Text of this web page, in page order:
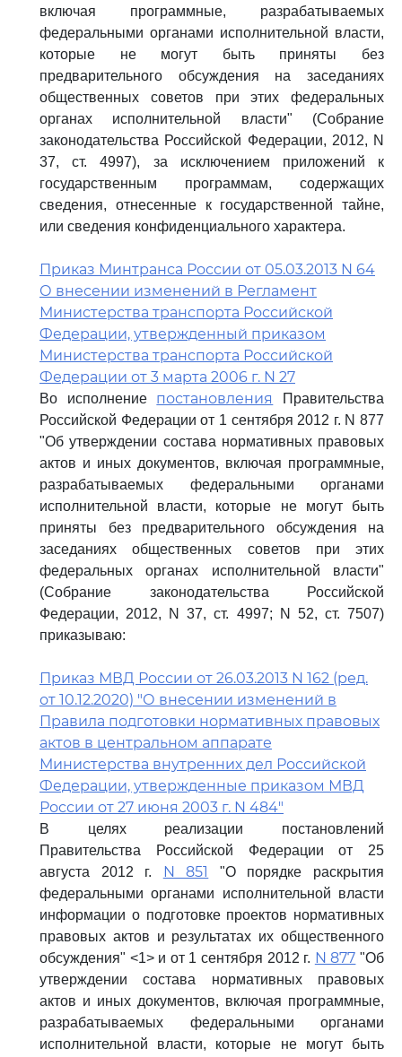
включая программные, разрабатываемых
федеральными органами исполнительной власти,
которые не могут быть приняты без
предварительного обсуждения на заседаниях
общественных советов при этих федеральных
органах исполнительной власти" (Собрание
законодательства Российской Федерации, 2012, N
37, ст. 4997), за исключением приложений к
государственным программам, содержащих
сведения, отнесенные к государственной тайне,
или сведения конфиденциального характера.
Приказ Минтранса России от 05.03.2013 N 64
О внесении изменений в Регламент
Министерства транспорта Российской
Федерации, утвержденный приказом
Министерства транспорта Российской
Федерации от 3 марта 2006 г. N 27
Во исполнение постановления
Правительства
Российской Федерации от 1 сентября 2012 г. N 877
"Об утверждении состава нормативных правовых
актов и иных документов, включая программные,
разрабатываемых федеральными органами
исполнительной власти, которые не могут быть
приняты без предварительного обсуждения на
заседаниях общественных советов при этих
федеральных органах исполнительной власти"
(Собрание законодательства Российской
Федерации, 2012, N 37, ст. 4997; N 52, ст. 7507)
приказываю:
Приказ МВД России от 26.03.2013 N 162 (ред.
от 10.12.2020) "О внесении изменений в
Правила подготовки нормативных правовых
актов в центральном аппарате
Министерства внутренних дел Российской
Федерации, утвержденные приказом МВД
России от 27 июня 2003 г. N 484"
В целях реализации постановлений
Правительства Российской Федерации от 25
августа 2012 г. N 851
"О порядке раскрытия
федеральными органами исполнительной власти
информации о подготовке проектов нормативных
правовых актов и результатах их общественного
обсуждения" <1> и от 1 сентября 2012 г. N 877 "Об
утверждении состава нормативных правовых
актов и иных документов, включая программные,
разрабатываемых федеральными органами
исполнительной власти, которые не могут быть